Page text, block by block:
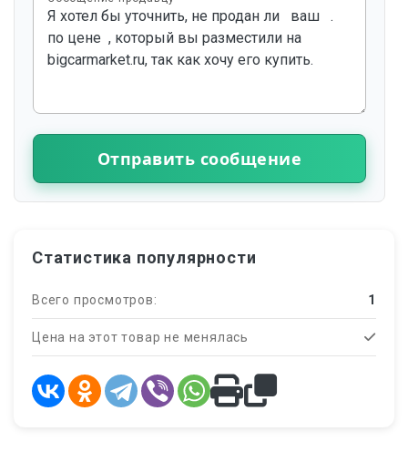
Отправить сообщение
Статистика популярности
Всего просмотров: 1
Цена на этот товар не менялась